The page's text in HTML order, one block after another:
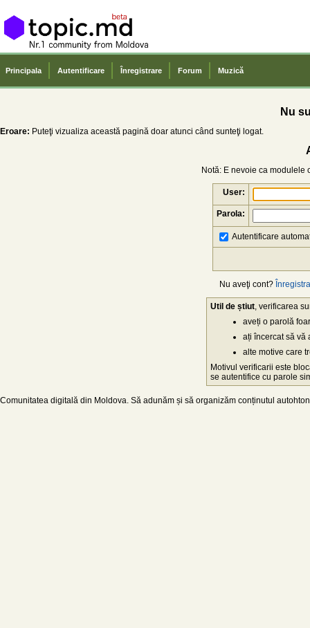
Principala Autentificare Înregistrare Forum Muzică
Nu
Eroare: Puteţi vizualiza această pagină doar atunci când sunteţi logat.
Notă: E nevoie ca modulele
User:
Parola:
Autentificare
Nu aveţi cont?
Util de știut , verificarea
aveți o parolă
ați încercat să vă
alte motive care
Motivul verificarii este
se autentifice cu parole
Comunitatea digitală din Moldova. Să adunăm și să organizăm conținutul